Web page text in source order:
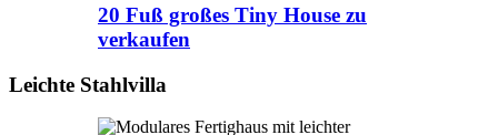
20 Fuß großes Tiny House zu
verkaufen
Leichte Stahlvilla